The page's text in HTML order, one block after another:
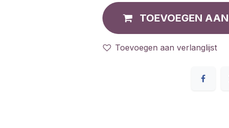
TOEVOEGEN
Toevoegen aan verlanglijst